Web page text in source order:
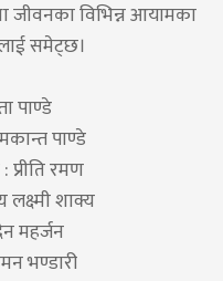
जीवनका विभिन्न आयामका
समेट्छ।
पाण्डे
पाण्डे
प्रीति रमण
लक्ष्मी शाक्य
महर्जन
भण्डारी